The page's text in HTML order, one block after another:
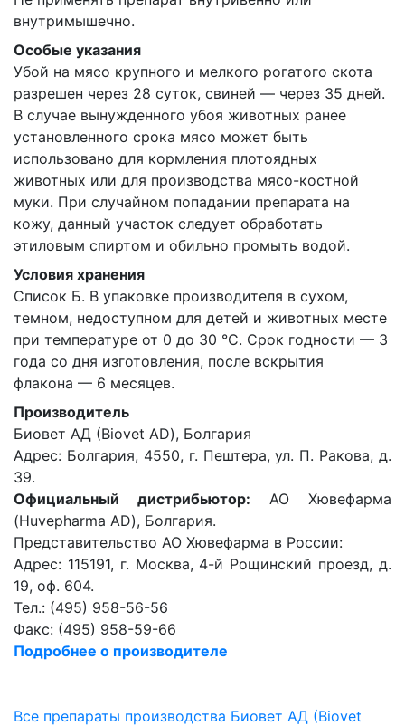
внутримышечно.
Особые указания
Убой на мясо крупного и мелкого рогатого скота
разрешен через 28 суток, свиней — через 35 дней.
В случае вынужденного убоя животных ранее
установленного срока мясо может быть
использовано для кормления плотоядных
животных или для производства мясо-костной
муки. При случайном попадании препарата на
кожу, данный участок следует обработать
этиловым спиртом и обильно промыть водой.
Условия хранения
Список Б. В упаковке производителя в сухом,
темном, недоступном для детей и животных месте
при температуре от 0 до 30 °С. Срок годности — 3
года со дня изготовления, после вскрытия
флакона — 6 месяцев.
Производитель
Биовет АД (Biovet AD), Болгария
Адрес: Болгария, 4550, г. Пештера, ул. П. Ракова, д.
39.
Официальный дистрибьютор: АО Хювефарма
(Huvepharma AD), Болгария.
Представительство АО Хювефарма в России:
Адрес: 115191, г. Москва, 4-й Рощинский проезд, д.
19, оф. 604.
Тел.: (495) 958-56-56
Факс: (495) 958-59-66
Подробнее о производителе
Все препараты производства Биовет АД (Biovet